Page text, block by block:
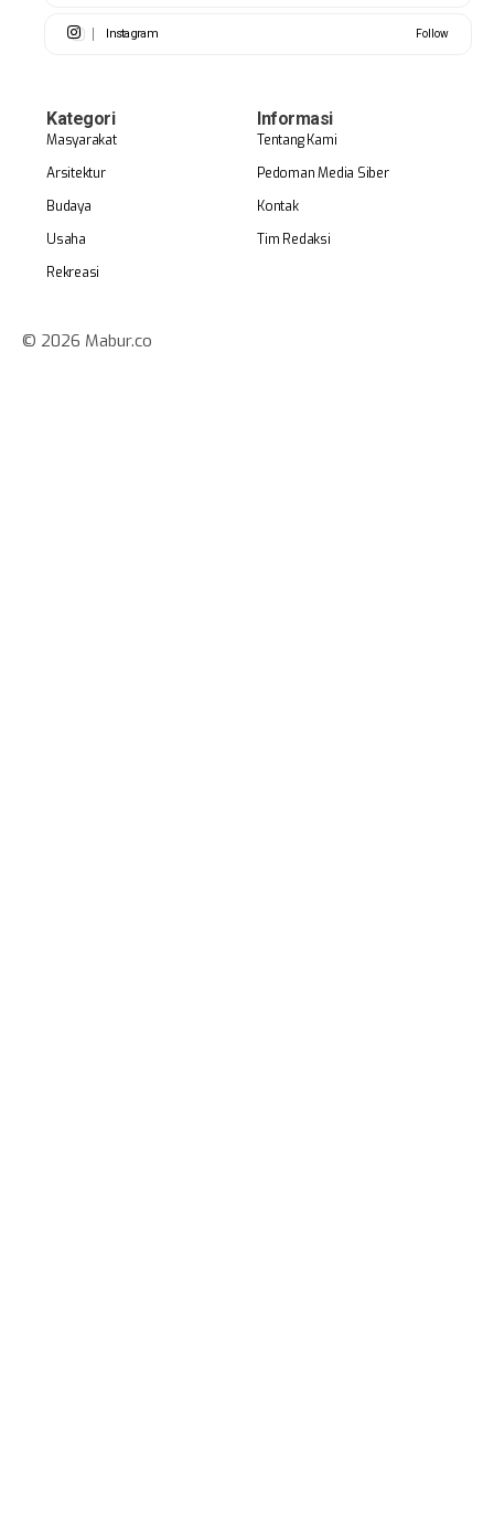
Instagram Follow
Kategori
Masyarakat
Arsitektur
Budaya
Usaha
Rekreasi
Informasi
Tentang Kami
Pedoman Media Siber
Kontak
Tim Redaksi
© 2026 Mabur.co